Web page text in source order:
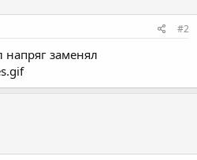
#2
напряг заменял